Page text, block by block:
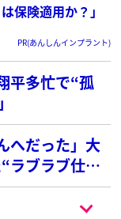
保険適用か？」
PR(あんしんインプラント)
平多忙で“孤
へだった」大
ラブラブ仕